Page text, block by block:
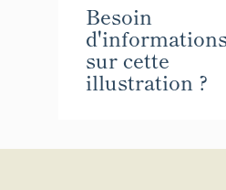
Besoin
sur cette
illustration ?